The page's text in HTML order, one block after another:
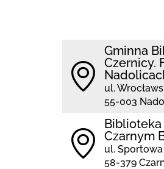
Gminna
Czernicy.
ul.
55-003
Biblioteka
Czarnym
ul. Sportowa
58-379